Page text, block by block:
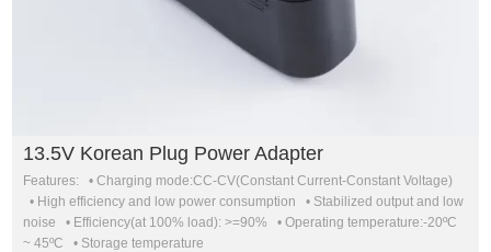
13.5V Korean Plug Power Adapter
Features: • Charging mode:CC-CV(Constant Current-Constant Voltage)
• High efficiency and low power consumption • Stabilized output and low
noise • Efficiency(at 100% load): >=90% • Operating temperature:-20ºC
~ 45ºC • Storage temperature